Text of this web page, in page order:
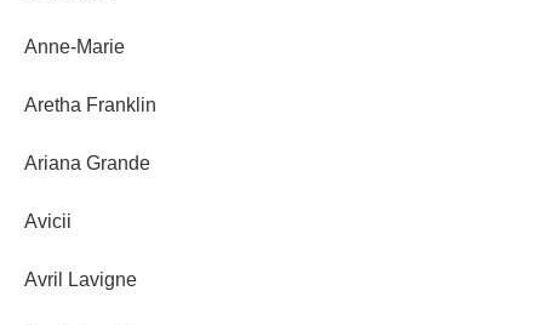
Anne-Marie
Aretha Franklin
Ariana Grande
Avicii
Avril Lavigne